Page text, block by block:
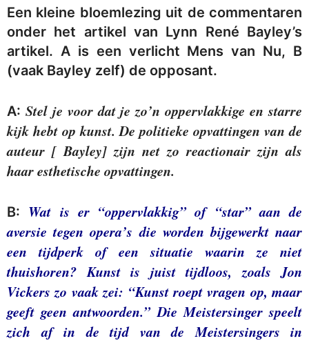
Een kleine bloemlezing uit de commentaren
onder het artikel van Lynn René Bayley’s
artikel. A is een verlicht Mens van Nu, B
(vaak Bayley zelf) de opposant.
A: Stel je voor dat je zo’n oppervlakkige en starre
kijk hebt op kunst. De politieke opvattingen van de
auteur [ Bayley] zijn net zo reactionair zijn als
haar esthetische opvattingen.
B: Wat is er “oppervlakkig” of “star” aan de
aversie tegen opera’s die worden bijgewerkt naar
een tijdperk of een situatie waarin ze niet
thuishoren? Kunst is juist tijdloos, zoals Jon
Vickers zo vaak zei: “Kunst roept vragen op, maar
geeft geen antwoorden.” Die Meistersinger speelt
zich af in de tijd van de Meistersingers in